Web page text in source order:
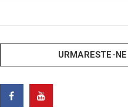
URMARESTE-NE